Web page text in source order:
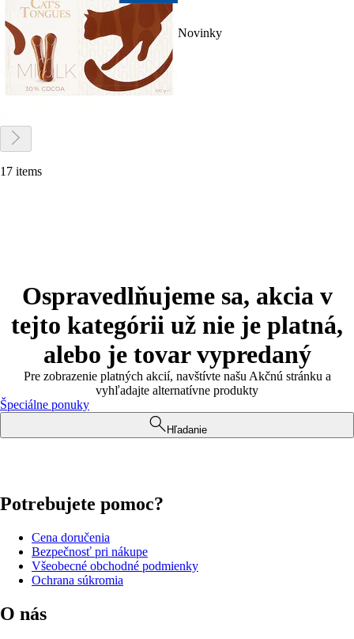
Novinky
17 items
Ospravedlňujeme sa, akcia v
tejto kategórii už nie je platná,
alebo je tovar vypredaný
Pre zobrazenie platných akcií, navštívte našu Akčnú stránku a
vyhľadajte alternatívne produkty
Špeciálne ponuky
Hľadanie
Potrebujete pomoc?
Cena doručenia
Bezpečnosť pri nákupe
Všeobecné obchodné podmienky
Ochrana súkromia
O nás